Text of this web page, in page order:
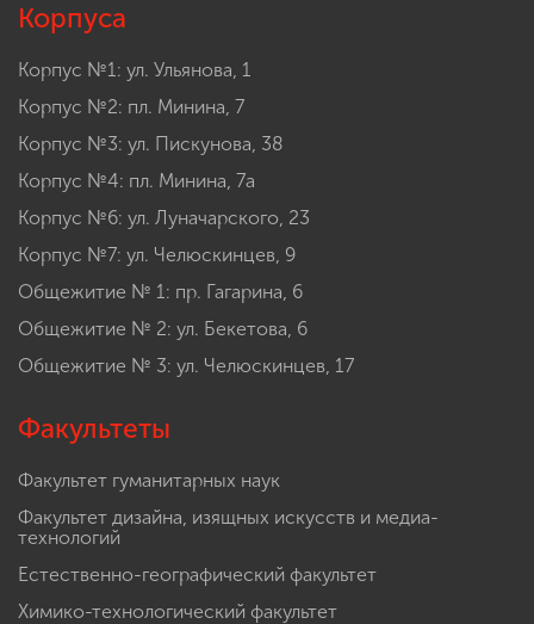
Корпуса
Корпус №1: ул. Ульянова, 1
Корпус №2: пл. Минина, 7
Корпус №3: ул. Пискунова, 38
Корпус №4: пл. Минина, 7а
Корпус №6: ул. Луначарского, 23
Корпус №7: ул. Челюскинцев, 9
Общежитие № 1: пр. Гагарина, 6
Общежитие № 2: ул. Бекетова, 6
Общежитие № 3: ул. Челюскинцев, 17
Факультеты
Факультет гуманитарных наук
Факультет дизайна, изящных искусств и медиа-
технологий
Естественно-географический факультет
Химико-технологический факультет